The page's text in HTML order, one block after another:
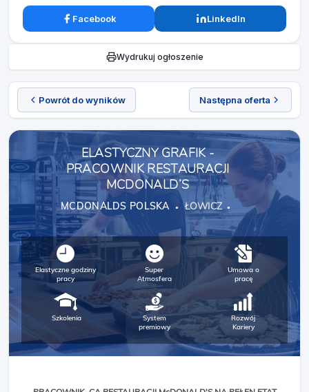
Powrót do wyników Następna oferta
ELASTYCZNY GRAFIK -
PRACOWNIK RESTAURACJI
MCDONALD’S
MCDONALDS POLSKA ŁOWICZ
Elastyczne godziny
pracy
Super
Atmosfera
Umowa o
pracę
Szkolenia
System
premiowy
Rozwój
Kariery
Facebook LinkedIn
Wydrukuj ogłoszenie